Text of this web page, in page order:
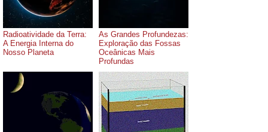
Radioatividade da Terra:
A Energia Interna do
Nosso Planeta
As Grandes Profundezas:
Exploração das Fossas
Oceânicas Mais
Profundas